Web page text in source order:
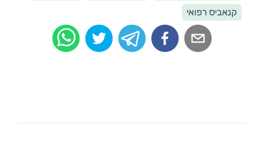
קנאביס רפואי